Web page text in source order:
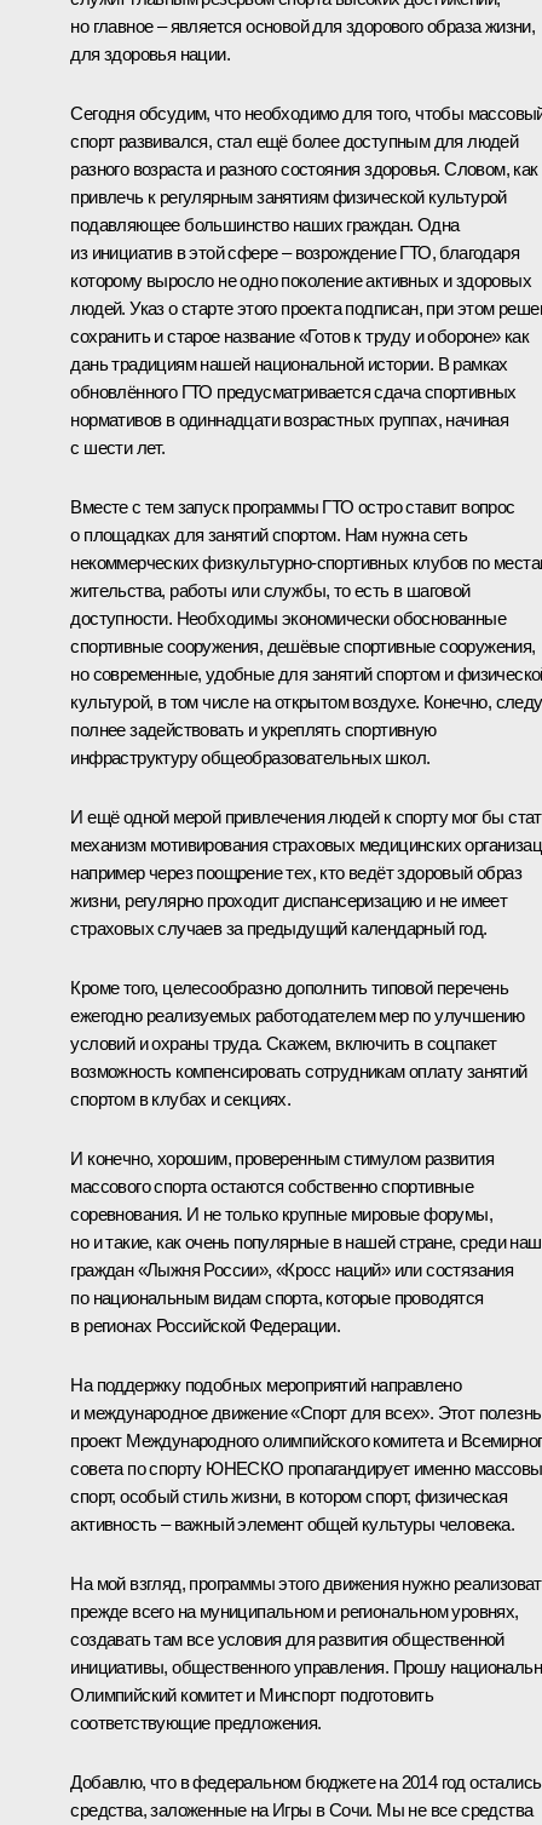
но главное – является основой для здорового образа жизни,
для здоровья нации.
Сегодня обсудим, что необходимо для того, чтобы
спорт развивался, стал ещё более доступным для людей
разного возраста и разного состояния здоровья. Словом, как
привлечь к регулярным занятиям физической культурой
подавляющее большинство наших граждан. Одна
из инициатив в этой сфере – возрождение ГТО, благодаря
которому выросло не одно поколение активных и здоровых
людей. Указ о старте этого проекта подписан, при этом
сохранить и старое название «Готов к труду и обороне» как
дань традициям нашей национальной истории. В рамках
обновлённого ГТО предусматривается сдача спортивных
нормативов в одиннадцати возрастных группах, начиная
с шести лет.
Вместе с тем запуск программы ГТО остро ставит вопрос
о площадках для занятий спортом. Нам нужна сеть
некоммерческих физкультурно-спортивных клубов по
жительства, работы или службы, то есть в шаговой
доступности. Необходимы экономически обоснованные
спортивные сооружения, дешёвые спортивные сооружения,
но современные, удобные для занятий спортом и
культурой, в том числе на открытом воздухе. Конечно,
полнее задействовать и укреплять спортивную
инфраструктуру общеобразовательных школ.
И ещё одной мерой привлечения людей к спорту мог бы
механизм мотивирования страховых медицинских
например через поощрение тех, кто ведёт здоровый образ
жизни, регулярно проходит диспансеризацию и не имеет
страховых случаев за предыдущий календарный год.
Кроме того, целесообразно дополнить типовой перечень
ежегодно реализуемых работодателем мер по улучшению
условий и охраны труда. Скажем, включить в соцпакет
возможность компенсировать сотрудникам оплату занятий
спортом в клубах и секциях.
И конечно, хорошим, проверенным стимулом развития
массового спорта остаются собственно спортивные
соревнования. И не только крупные мировые форумы,
но и такие, как очень популярные в нашей стране, среди
граждан «Лыжня России», «Кросс наций» или состязания
по национальным видам спорта, которые проводятся
в регионах Российской Федерации.
На поддержку подобных мероприятий направлено
и международное движение «Спорт для всех». Этот
проект Международного олимпийского комитета и
совета по спорту ЮНЕСКО пропагандирует именно
спорт, особый стиль жизни, в котором спорт, физическая
активность – важный элемент общей культуры человека.
На мой взгляд, программы этого движения нужно
прежде всего на муниципальном и региональном уровнях,
создавать там все условия для развития общественной
инициативы, общественного управления. Прошу
Олимпийский комитет и Минспорт подготовить
соответствующие предложения.
Добавлю, что в федеральном бюджете на 2014 год остались
средства, заложенные на Игры в Сочи. Мы не все средства